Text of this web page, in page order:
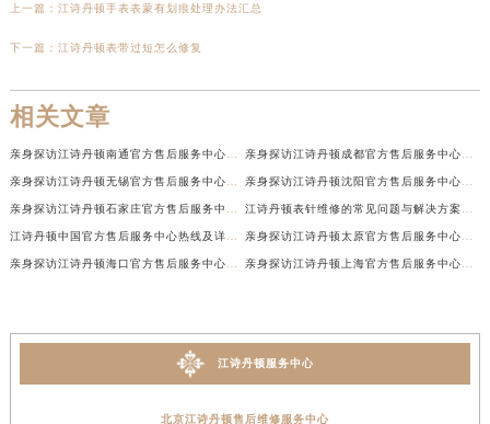
上一篇： 江诗丹顿手表表蒙有划痕处理办法汇总
下一篇： 江诗丹顿表带过短怎么修复
相关文章
江诗丹顿服务中心
北京江诗丹顿售后维修服务中心